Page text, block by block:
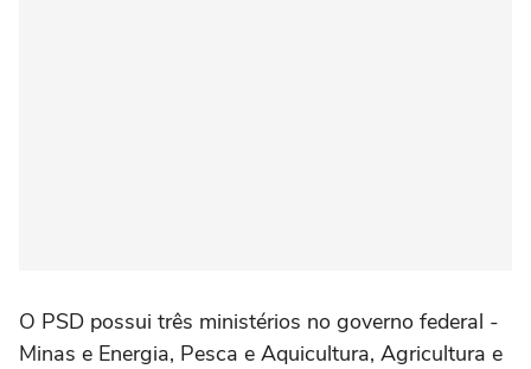
O PSD possui três ministérios no governo federal -
Minas e Energia, Pesca e Aquicultura, Agricultura e